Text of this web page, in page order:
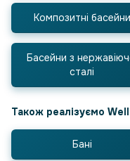
Композитні басейни
Басейни з
сталі
Також реалізуємо
Бані